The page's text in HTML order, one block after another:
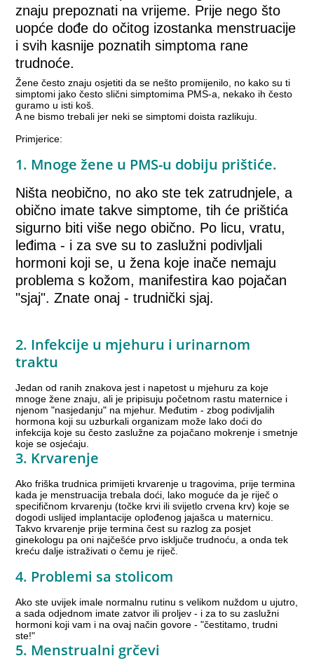
znaju prepoznati na vrijeme. Prije nego što
uopće dođe do očitog izostanka menstruacije
i svih kasnije poznatih simptoma rane
trudnoće.
Žene često znaju osjetiti da se nešto promijenilo, no kako su ti
simptomi jako često slični simptomima PMS-a, nekako ih često
guramo u isti koš.
A ne bismo trebali jer neki se simptomi doista razlikuju.
Primjerice:
1. Mnoge žene u PMS-u dobiju prištiće.
Ništa neobično, no ako ste tek zatrudnjele, a
obično imate takve simptome, tih će prištića
sigurno biti više nego obično. Po licu, vratu,
leđima - i za sve su to zaslužni podivljali
hormoni koji se, u žena koje inače nemaju
problema s kožom, manifestira kao pojačan
"sjaj". Znate onaj - trudnički sjaj.
2. Infekcije u mjehuru i urinarnom
traktu
Jedan od ranih znakova jest i napetost u mjehuru za koje
mnoge žene znaju, ali je pripisuju početnom rastu maternice i
njenom "nasjedanju" na mjehur. Međutim - zbog podivljalih
hormona koji su uzburkali organizam može lako doći do
infekcija koje su često zaslužne za pojačano mokrenje i smetnje
koje se osjećaju.
3. Krvarenje
Ako friška trudnica primijeti krvarenje u tragovima, prije termina
kada je menstruacija trebala doći, lako moguće da je riječ o
specifičnom krvarenju (točke krvi ili svijetlo crvena krv) koje se
dogodi uslijed implantacije oplođenog jajašca u maternicu.
Takvo krvarenje prije termina čest su razlog za posjet
ginekologu pa oni najčešće prvo isključe trudnoću, a onda tek
kreću dalje istraživati o čemu je riječ.
4. Problemi sa stolicom
Ako ste uvijek imale normalnu rutinu s velikom nuždom u ujutro,
a sada odjednom imate zatvor ili proljev - i za to su zaslužni
hormoni koji vam i na ovaj način govore - "čestitamo, trudni
ste!"
5. Menstrualni grčevi